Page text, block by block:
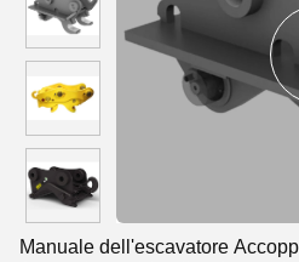
Manuale dell'escavatore